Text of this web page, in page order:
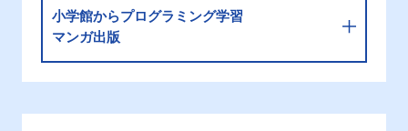
小学館からプログラミング学習
マンガ出版